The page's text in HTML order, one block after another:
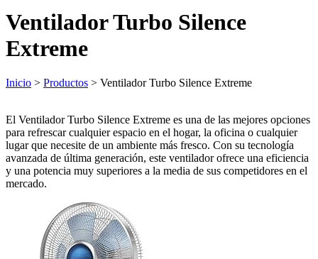
Ventilador Turbo Silence
Extreme
Inicio > Productos > Ventilador Turbo Silence Extreme
El Ventilador Turbo Silence Extreme es una de las mejores opciones
para refrescar cualquier espacio en el hogar, la oficina o cualquier
lugar que necesite de un ambiente más fresco. Con su tecnología
avanzada de última generación, este ventilador ofrece una eficiencia
y una potencia muy superiores a la media de sus competidores en el
mercado.